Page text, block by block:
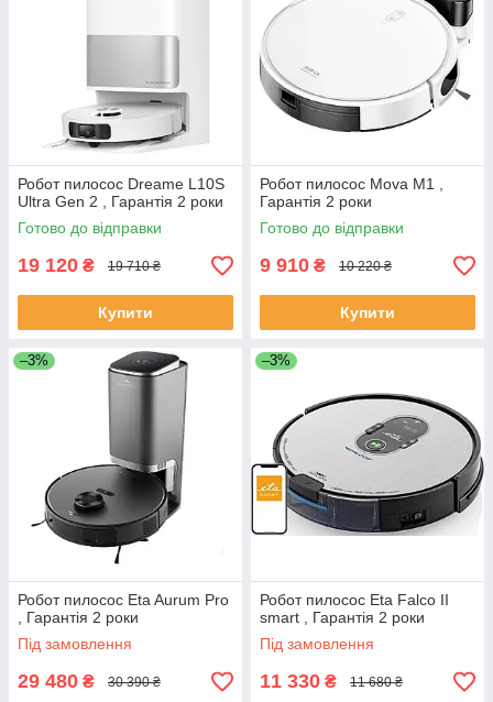
Робот пилосос Dreame L10S
Ultra Gen 2 , Гарантія 2 роки
Готово до відправки
19 120 ₴ 19 710 ₴
Купити
Робот пилосос Mova M1 ,
Гарантія 2 роки
Готово до відправки
9 910 ₴ 10 220 ₴
Купити
–3%
Робот пилосос Eta Aurum Pro
, Гарантія 2 роки
Під замовлення
29 480 ₴ 30 390 ₴
–3%
Робот пилосос Eta Falco II
smart , Гарантія 2 роки
Під замовлення
11 330 ₴ 11 680 ₴